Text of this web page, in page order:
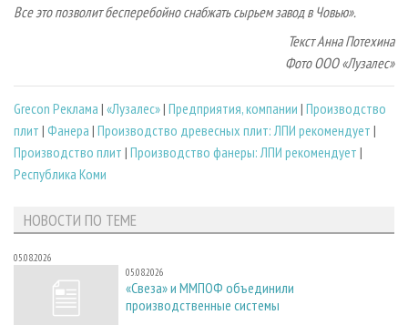
Все это позволит бесперебойно снабжать сырьем завод в Човью».
Текст Анна Потехина
Фото ООО «Лузалес»
Grecon Реклама | «Лузалес»| Предприятия, компании | Производство
плит | Фанера | Производство древесных плит: ЛПИ рекомендует |
Производство плит | Производство фанеры: ЛПИ рекомендует |
Республика Коми
НОВОСТИ ПО ТЕМЕ
05.08.2026
05.08.2026
«Свеза» и ММПОФ объединили
производственные системы